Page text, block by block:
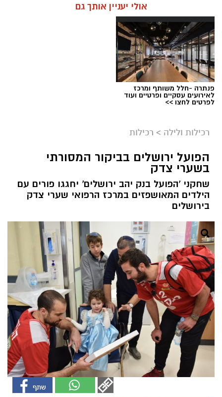
אולי יעניין אותך גם
פנתרה -חלל משותף ומרכז
לאירועים עסקיים ופרטיים ועוד
לפרטים לחצו >>
רכילות ולילה > רכילות
הפועל ירושלים בביקור המסורתי
בשערי צדק
שחקני 'הפועל בנק יהב ירושלים' יחגגו פורים עם
הילדים המאושפזים במרכז הרפואי שערי צדק
בירושלים